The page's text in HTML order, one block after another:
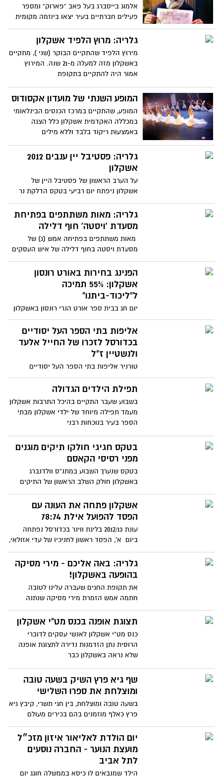
אלמוג בייסברג בעל פאב "פארוק" ומספר
פעילים חברתיים בעיר יצאו ביוזמה מקומית
למען שיפוץ מחלקת הילדים
גלריה: מרוץ הלפיד אשקלון
מירוץ הלפיד שהתקיים הבוקר (שני ), מתקיים
באשקלון מזה למעלה מ-21 שנה. המירוץ
אמור היה להתקיים בתקופת
המופע השנתי של מועדון אקסודוס
המופע, שהתקיים במרכז הכנסים הבינלאומי
במכללה האקדמית אשקלון כלל הצגה
באמצעות ריקוד בלבד וללא מילים
גלריה: פסטיבל יין ענבים 2012
אשקלון
על הערב הראשון של פסטיבל היין של
אשקלון ניפתח יום רביעי בטקס הדלקת נר
חמישי במכללת אשקלון במעמד ראש
גלריה: מאות משתתפים בפתיחת
מסעדת 'ויסטה' חוף דלילה
מאות משתתפים בפתיחה אמש (ג) של
מסעדת ויסטה בחוף דלילה של איש העסקים
עמי חכמון פעיל וחבר מרכז
הפנינג בחירות באורט רונסון
אשקלון: 55% תמיכה
ל"ליכוד-ביתנו"
יום חג בבית ספר אורט הנרי רונסון באשקלון
סיירת הדמוקרטיה מטעם אתר מאקו הגיעה
היום (ג) לבית הספר
אליפות בתי הספר העל יסודיים
בכדורסל לזכרו של החייל אלעד
ולנשטיין ז"ל
טורניר אליפות בתי הספר העל יסודיים
בכדורסל לזכרו של החייל אלעד ולנשטיין ז"ל
התקיימה ביום שני
תפילת הילדים הגדולה
בשבוע שעבר התקיים בהיכל התרבות אשקלון
מעמד תפילה מיוחד של ילדי אשקלון מבתי
הספר בעיר בנוכחות רבני
בטקס חגיגי חולקו תיקים מוגנים
מפני רסיסי הקאסם
בטקס שנערך השבוע במתנ"ס וולדנברג
באשקלון חולק השלב הראשון של התיקים
שאמורים להגן על התלמידים בשעת
אשקלון פתחה את העונה עם
הפסד להפועל אילת 78:74
עונת 2012/13 בליגת ווינר בכדורסל נפתחה
ביום א', הפסד ראשון לחניכיו של עדי אזולאי,
לאחר משחק צמוד
גלריה: באה אליכם - מירי מסיקה
בהופעה באשקלון!
את תקופת החגים שעברה עלינו לטובה
חתמה אמש הזמרת מירי מסיקה שנתנה
הופעה מדהימה ומרגשת בדשא הגדול
תצוגת אופנה בכנס מט"י אשקלון
כנס מט"י אשקלון לאנשי עסקים לדוברי
הרוסית נתן הזדמנות נדירה לתצוגת אופנה
שלא נראה באשקלון כבר
שף גיא פרץ השיק בשעה טובה
ומוצלחת את ספרו השלישי
בשעה טובה ומוצלחת, בין חגי תשרי, קיבץ גיא
פרץ כאלף מוזמנים בהם בכירים מעולם
המלונאות והקולינאריה,
יום הולדת לאליאור איזון מזכ״ל
מועצת הנוער - החברה נוסעים
לתל אביב
הילד שמנבאים לו כיסא בממשלה חוגג יום